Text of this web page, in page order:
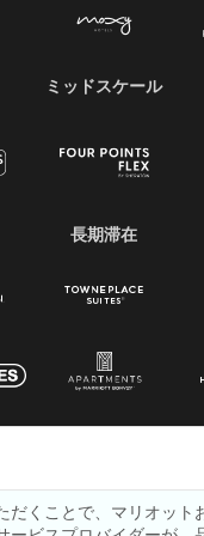
ミッドスケール
長期滞在